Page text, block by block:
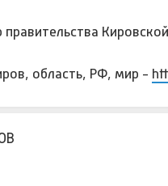
область, РФ, мир -